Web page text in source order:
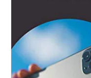
Und
Filmen
Mit
Dem
Smartphone
Fotos